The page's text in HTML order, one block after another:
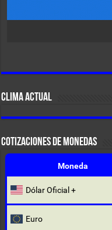
CLIMA ACTUAL
COTIZACIONES DE MONEDAS
Moneda
Dólar Oficial +
Euro